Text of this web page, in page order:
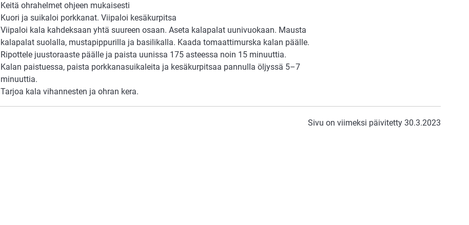
Keitä ohrahelmet ohjeen mukaisesti
Kuori ja suikaloi porkkanat. Viipaloi kesäkurpitsa
Viipaloi kala kahdeksaan yhtä suureen osaan. Aseta kalapalat uunivuokaan. Mausta
kalapalat suolalla, mustapippurilla ja basilikalla. Kaada tomaattimurska kalan päälle.
Ripottele juustoraaste päälle ja paista uunissa 175 asteessa noin 15 minuuttia.
Kalan paistuessa, paista porkkanasuikaleita ja kesäkurpitsaa pannulla öljyssä 5–7
minuuttia.
Tarjoa kala vihannesten ja ohran kera.
Sivu on viimeksi päivitetty 30.3.2023